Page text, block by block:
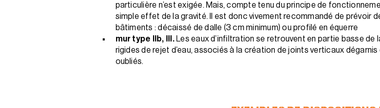
particulière n’est exigée. Mais, compte tenu du principe de
simple effet de la gravité. Il est donc vivement recommandé de prévoir
bâtiments : décaissé de dalle (3 cm minimum) ou profilé en équerre
mur type IIb, III.Les eaux d’infiltration se retrouvent en partie basse de
rigides de rejet d’eau, associés à la création de joints verticaux
oubliés.